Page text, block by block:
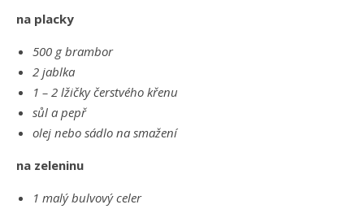
na placky
500 g brambor
2 jablka
1 – 2 lžičky čerstvého křenu
sůl a pepř
olej nebo sádlo na smažení
na zeleninu
1 malý bulvový celer